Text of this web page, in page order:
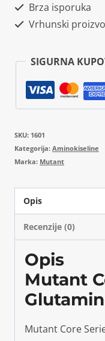
količina
Brza isporuka
Vrhunski
SIGURNA
SKU: 1601
Kategorija: Aminokiseline
Marka: Mutant
Opis
Recenzije (0)
Opis
Mutant
Mutant Core